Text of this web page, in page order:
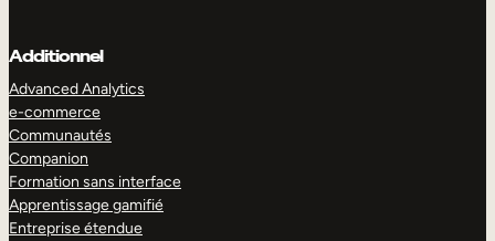
Additionnel
Advanced Analytics
e-commerce
Communautés
Companion
Formation sans interface
Apprentissage gamifié
Entreprise étendue